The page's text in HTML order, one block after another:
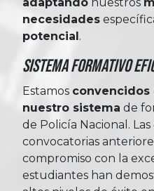
adaptando nuestros
necesidades
potencial .
Sistema Formativo
Estamos convencidos
nuestro sistema de
de Policía Nacional.
convocatorias
compromiso con la
estudiantes han